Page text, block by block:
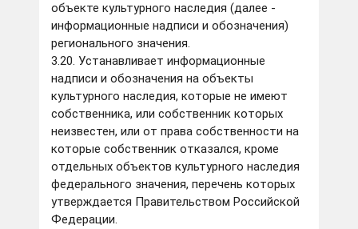
объекте культурного наследия (далее -
информационные надписи и обозначения)
регионального значения.
3.20. Устанавливает информационные
надписи и обозначения на объекты
культурного наследия, которые не имеют
собственника, или собственник которых
неизвестен, или от права собственности на
которые собственник отказался, кроме
отдельных объектов культурного наследия
федерального значения, перечень которых
утверждается Правительством Российской
Федерации.